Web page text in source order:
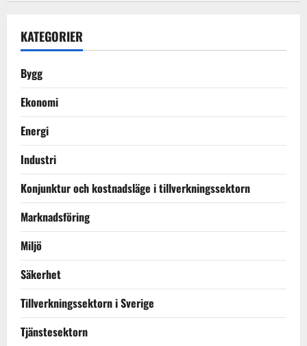
KATEGORIER
Bygg
Ekonomi
Energi
Industri
Konjunktur och kostnadsläge i tillverkningssektorn
Marknadsföring
Miljö
Säkerhet
Tillverkningssektorn i Sverige
Tjänstesektorn